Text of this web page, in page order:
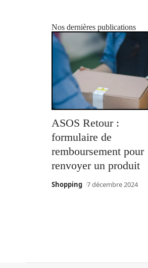
Nos dernières publications
ASOS Retour :
formulaire de
remboursement pour
renvoyer un produit
Shopping 7 décembre 2024